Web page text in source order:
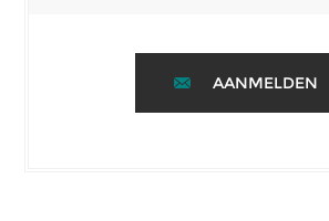
AANMELDEN